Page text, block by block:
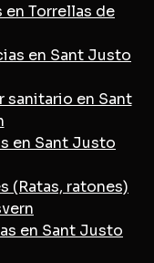
en Torrellas de
en Sant Justo
sanitario en Sant
en Sant Justo
(Ratas, ratones)
en Sant Justo